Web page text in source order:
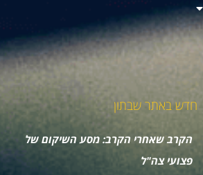
חדש באתר שבתון
הקרב שאחרי הקרב: מסע השיקום של
פצועי צה"ל